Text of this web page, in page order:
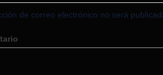
de correo electrónico no será